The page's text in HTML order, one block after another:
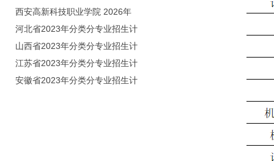
码：8103）
西安高新科技职业学院 2026年
招生章程
河北省2023年分类分专业招生计
划（院校代号：1889）
山西省2023年分类分专业招生计
划（院校代号：5560）
江苏省2023年分类分专业招生计
划（院校代号：8931）
安徽省2023年分类分专业招生计